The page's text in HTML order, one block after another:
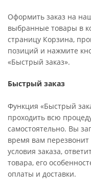
Оформить заказ на
выбранные товары в
страницу Корзина,
позиций и нажмите
«Быстрый заказ».
Быстрый заказ
Функция «Быстрый
проходить всю
самостоятельно. Вы
время вам
условия заказа,
товара, его
оплаты и доставки.